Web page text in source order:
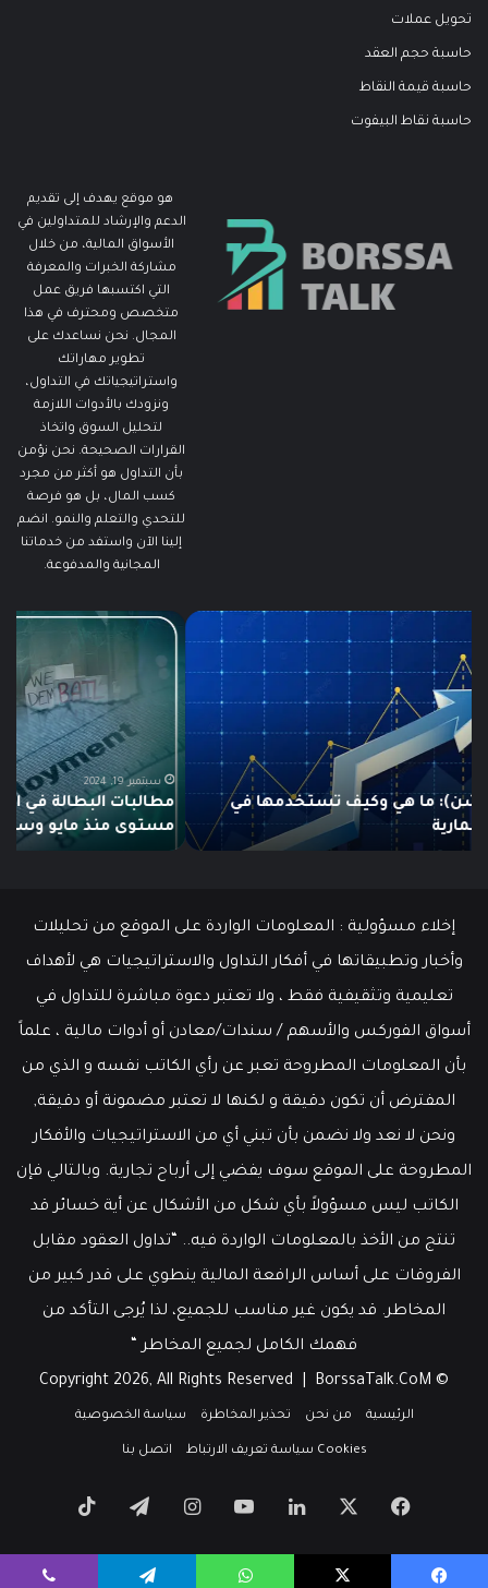
تحويل عملات
حاسبة حجم العقد
حاسبة قيمة النقاط
حاسبة نقاط البيفوت
هو موقع يهدف إلى تقديم
الدعم والإرشاد للمتداولين في
الأسواق المالية، من خلال
مشاركة الخبرات والمعرفة
التي اكتسبها فريق عمل
متخصص ومحترف في هذا
المجال. نحن نساعدك على
تطوير مهاراتك
واستراتيجياتك في التداول،
ونزودك بالأدوات اللازمة
لتحليل السوق واتخاذ
القرارات الصحيحة. نحن نؤمن
بأن التداول هو أكثر من مجرد
كسب المال، بل هو فرصة
للتحدي والتعلم والنمو. انضم
إلينا الآن واستفد من خدماتنا
المجانية والمدفوعة.
مطالبات
البطالة
في
الولايات
المتحدة
تنخفض
إلى
أدنى
مستوى
منذ
مايو
عمل
سبتمبر 19, 2024
مطالبات البطالة في الولايات المتحدة تنخفض إلى أدنى
مستوى منذ مايو وسط سوق عمل قوي
إخلاء مسؤولية : المعلومات الواردة على الموقع من تحليلات
وأخبار وتطبيقاتها في أفكار التداول والاستراتيجيات هي لأهداف
تعليمية وتثقيفية فقط ، ولا تعتبر دعوة مباشرة للتداول في
أسواق الفوركس والأسهم / سندات/معادن أو أدوات مالية ، علماً
بأن المعلومات المطروحة تعبر عن رأي الكاتب نفسه و الذي من
المفترض أن تكون دقيقة و لكنها لا تعتبر مضمونة أو دقيقة,
ونحن لا نعد ولا نضمن بأن تبني أي من الاستراتيجيات والأفكار
المطروحة على الموقع سوف يفضي إلى أرباح تجارية. وبالتالي فإن
الكاتب ليس مسؤولاً بأي شكل من الأشكال عن أية خسائر قد
تنتج من الأخذ بالمعلومات الواردة فيه.. “تداول العقود مقابل
الفروقات على أساس الرافعة المالية ينطوي على قدر كبير من
المخاطر. قد يكون غير مناسب للجميع، لذا يُرجى التأكد من
فهمك الكامل لجميع المخاطر “
© Copyright 2026, All Rights Reserved |
BorssaTalk.CoM
الرئيسية من نحن تحذير المخاطرة سياسة الخصوصية
Cookies سياسة تعريف الارتباط اتصل بنا
فيسبوك لينكدإن ‫YouTubeانستقرامتيلقرام